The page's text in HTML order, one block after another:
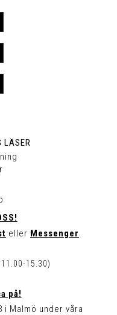
LÄSER
eller Messenger
15.30)
på!
i Malmö under våra